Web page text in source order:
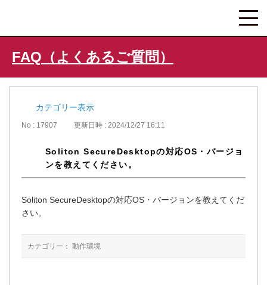
FAQ（よくあるご質問）
カテゴリー表示
No : 17907 更新日時 : 2024/12/27 16:11
Soliton SecureDesktopの対応OS・バージョ
ンを教えてください。
Soliton SecureDesktopの対応OS・バージョンを教えてくだ
さい。
カテゴリー： 動作環境